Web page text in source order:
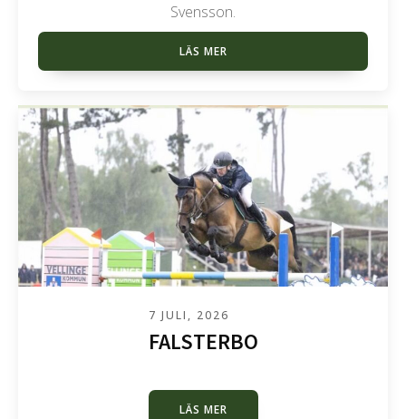
Svensson.
LÄS MER
7 JULI, 2026
FALSTERBO
LÄS MER